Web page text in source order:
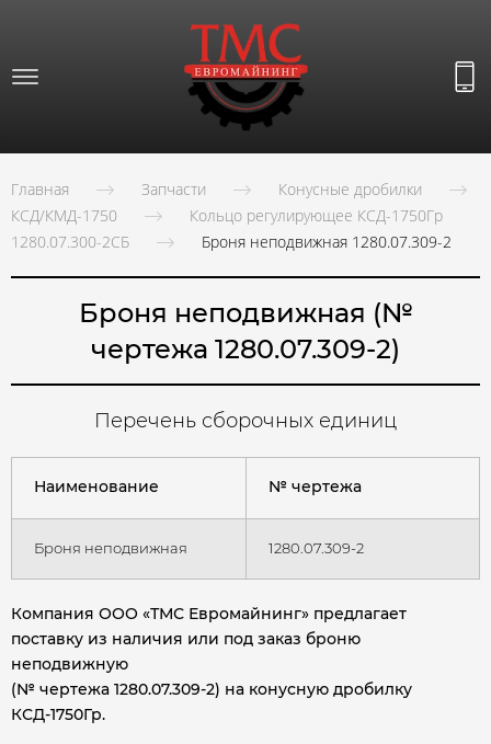
Главная Запчасти
Конусные дробилки
КСД/КМД-1750
Кольцо регулирующее КСД-1750Гр
1280.07.300-2СБ
Броня неподвижная 1280.07.309-2
Броня неподвижная (№
чертежа 1280.07.309-2)
Перечень сборочных единиц
Наименование № чертежа
Броня неподвижная 1280.07.309-2
Компания ООО «ТМС Евромайнинг» предлагает
поставку из наличия или под заказ броню
неподвижную
(№ чертежа 1280.07.309-2) на конусную дробилку
КСД-1750Гр.